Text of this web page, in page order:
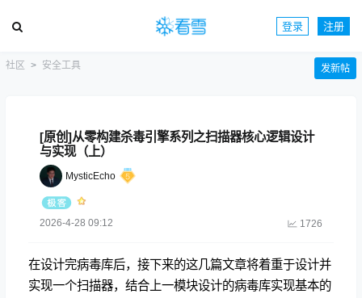
登录 注册
社区 安全工具 发新帖
[原创]从零构建杀毒引擎系列之扫描器核心逻辑设计
与实现（上）
MysticEcho
2026-4-28 09:12 1726
在设计完病毒库后，接下来的这几篇文章将着重于设计并
实现一个扫描器，结合上一模块设计的病毒库实现基本的